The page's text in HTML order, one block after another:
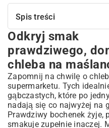
Spis treści
Odkryj smak prawdziwego,
chleba na maślance
Dlaczego warto upiec
maślance?
Niezwykły smak i aromat
maślanką
Zalety pieczenia chleba w
oszczędność
Składniki na idealny chleb
Odkryj smak
prawdziwego,
chleba na
Zapomnij na chwilę o
supermarketu. Tych
gąbczastych, które po
nadają się co najwyżej na
Prawdziwy bochenek żyje,
smakuje zupełnie inaczej.